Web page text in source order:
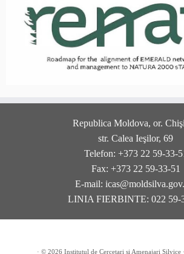
Republica Moldova, or.
str. Calea Ieşilor, 69
Telefon: +373 22 59-33-
Fax: +373 22 59-33-51
E-mail:
LINIA FIERBINTE: 022 59-
· © 2026 Institutul de Cercetari si Amenajari Silvice·